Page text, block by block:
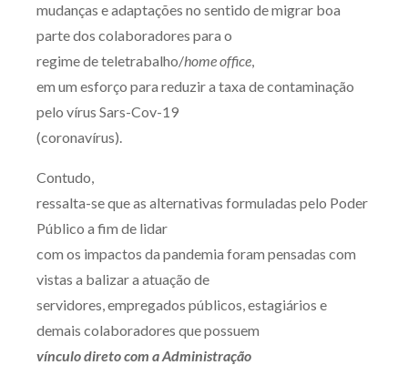
Capacitação
Zênite Online
Eventos presenciais
Av. Sete de Setembro, 4698
/ PR
mudanças e adaptações no sentido de migrar boa
parte dos colaboradores para o
regime de teletrabalho/home office,
em um esforço para reduzir a taxa de contaminação
pelo vírus Sars-Cov-19
(coronavírus).
Contudo,
ressalta-se que as alternativas formuladas pelo Poder
Público a fim de lidar
com os impactos da pandemia foram pensadas com
vistas a balizar a atuação de
servidores, empregados públicos, estagiários e
demais colaboradores que possuem
vínculo direto com a Administração